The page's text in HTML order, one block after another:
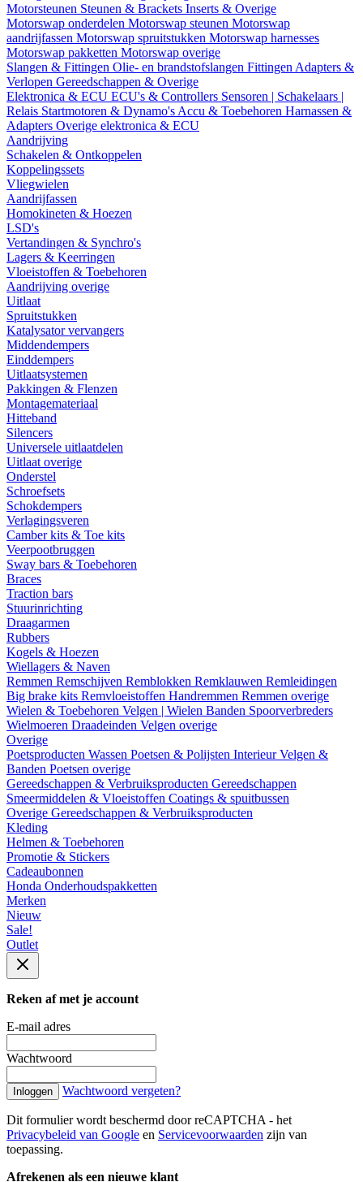
Motorsteunen Steunen & Brackets Inserts & Overige
Motorswap onderdelen Motorswap steunen Motorswap
aandrijfassen Motorswap spruitstukken Motorswap harnesses
Motorswap pakketten Motorswap overige
Slangen & Fittingen Olie- en brandstofslangen Fittingen Adapters &
Verlopen Gereedschappen & Overige
Elektronica & ECU ECU's & Controllers Sensoren | Schakelaars |
Relais Startmotoren & Dynamo's Accu & Toebehoren Harnassen &
Adapters Overige elektronica & ECU
Aandrijving
Schakelen & Ontkoppelen
Koppelingssets
Vliegwielen
Aandrijfassen
Homokineten & Hoezen
LSD's
Vertandingen & Synchro's
Lagers & Keerringen
Vloeistoffen & Toebehoren
Aandrijving overige
Uitlaat
Spruitstukken
Katalysator vervangers
Middendempers
Einddempers
Uitlaatsystemen
Pakkingen & Flenzen
Montagemateriaal
Hitteband
Silencers
Universele uitlaatdelen
Uitlaat overige
Onderstel
Schroefsets
Schokdempers
Verlagingsveren
Camber kits & Toe kits
Veerpootbruggen
Sway bars & Toebehoren
Braces
Traction bars
Stuurinrichting
Draagarmen
Rubbers
Kogels & Hoezen
Wiellagers & Naven
Remmen Remschijven Remblokken Remklauwen Remleidingen
Big brake kits Remvloeistoffen Handremmen Remmen overige
Wielen & Toebehoren Velgen | Wielen Banden Spoorverbreders
Wielmoeren Draadeinden Velgen overige
Overige
Poetsproducten Wassen Poetsen & Polijsten InterieurVelgen &
Banden Poetsen overige
Gereedschappen & Verbruiksproducten Gereedschappen
Smeermiddelen & Vloeistoffen Coatings & spuitbussen
Overige Gereedschappen & Verbruiksproducten
Kleding
Helmen & Toebehoren
Promotie & Stickers
Cadeaubonnen
Honda Onderhoudspakketten
Merken
Nieuw
Sale!
Outlet
Reken af met je account
E-mail adres
Wachtwoord
Inloggen Wachtwoord vergeten?
Dit formulier wordt beschermd door reCAPTCHA - het
Privacybeleid van Google en Servicevoorwaarden zijn van
toepassing.
Afrekenen als een nieuwe klant